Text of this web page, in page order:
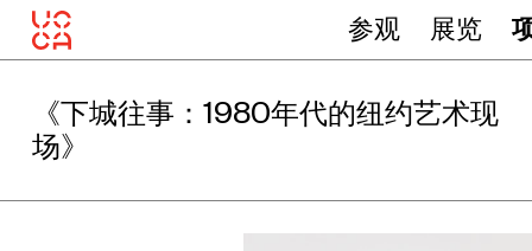
参观 展览
《下城往事：1980年代的纽约艺术现
场》